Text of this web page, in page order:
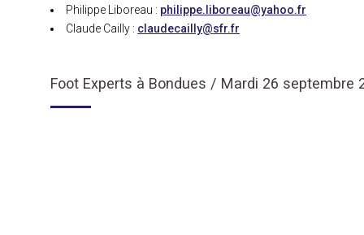
Philippe Liboreau : philippe.liboreau@yahoo.fr
Claude Cailly : claudecailly@sfr.fr
Foot Experts à Bondues / Mardi 26 septembre